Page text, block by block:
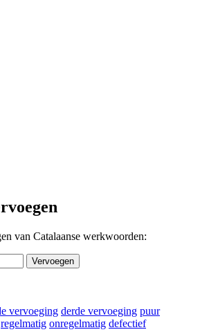
van Catalaanse werkwoorden:
Vervoegen
vervoeging derde vervoeging puur
regelmatig onregelmatig defectief